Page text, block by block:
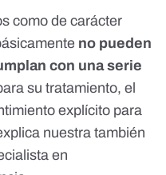
como de carácter
no pueden
con una serie
su tratamiento, el
explícito para
nuestra también
en